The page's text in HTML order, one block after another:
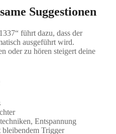
Suggestionen
führt dazu, dass der
ausgeführt wird.
oder zu hören steigert deine
Entspannung
Trigger